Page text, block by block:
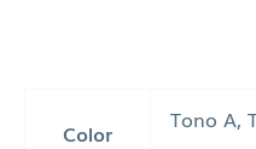
Color Tono A,